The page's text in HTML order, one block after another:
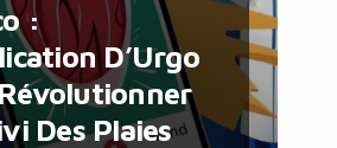
:
D’Urgo
Des Plaies
& Ventes
physiques
et Forme
& Communauté